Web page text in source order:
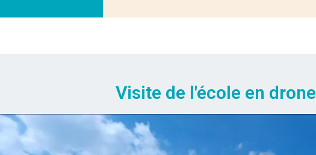
Visite de l'école en drone